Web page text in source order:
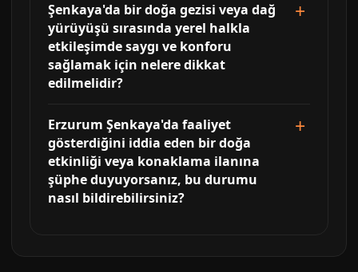
Şenkaya'da bir doğa gezisi veya dağ
yürüyüşü sırasında yerel halkla
etkileşimde saygı ve konforu
sağlamak için nelere dikkat
edilmelidir?
Erzurum Şenkaya'da faaliyet
gösterdiğini iddia eden bir doğa
etkinliği veya konaklama ilanına
şüphe duyuyorsanız, bu durumu
nasıl bildirebilirsiniz?